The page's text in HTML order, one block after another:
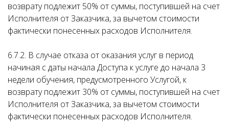
возврату подлежит 50% от суммы, поступившей на счет
Исполнителя от Заказчика, за вычетом стоимости
фактически понесенных расходов Исполнителя.
6.7.2. В случае отказа от оказания услуг в период
начиная с даты начала Доступа к услуге до начала 3
недели обучения, предусмотренного Услугой, к
возврату подлежит 30% от суммы, поступившей на счет
Исполнителя от Заказчика, за вычетом стоимости
фактически понесенных расходов Исполнителя.